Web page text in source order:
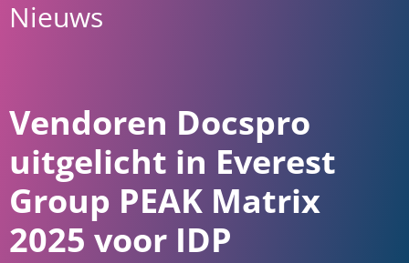
Nieuws
Vendoren Docspro
uitgelicht in Everest
Group PEAK Matrix
2025 voor IDP